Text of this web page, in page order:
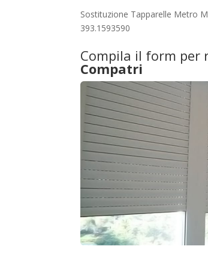
Sostituzione Tapparelle Metro
393.1593590
Compila il form per
Compatri